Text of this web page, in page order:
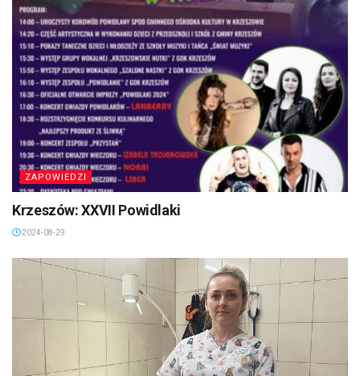
ZAPOWIEDZI
Krzeszów: XXVII Powidlaki
2024-08-29